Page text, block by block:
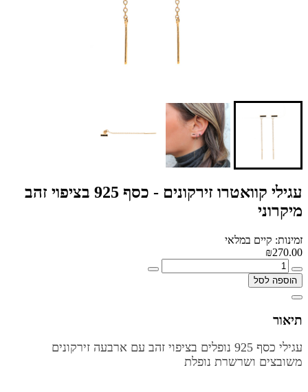
עגילי קוואטרו זירקונים - כסף 925 בציפוי זהב
מיקרוני
זמינות: קיים במלאי
₪270.00
הוספה לסל
תיאור
עגילי כסף 925 נופלים בציפוי זהב עם ארבעה זירקונים
משובצים ושרשרת נופלת